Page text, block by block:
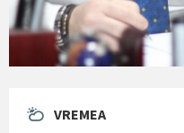
VREMEA